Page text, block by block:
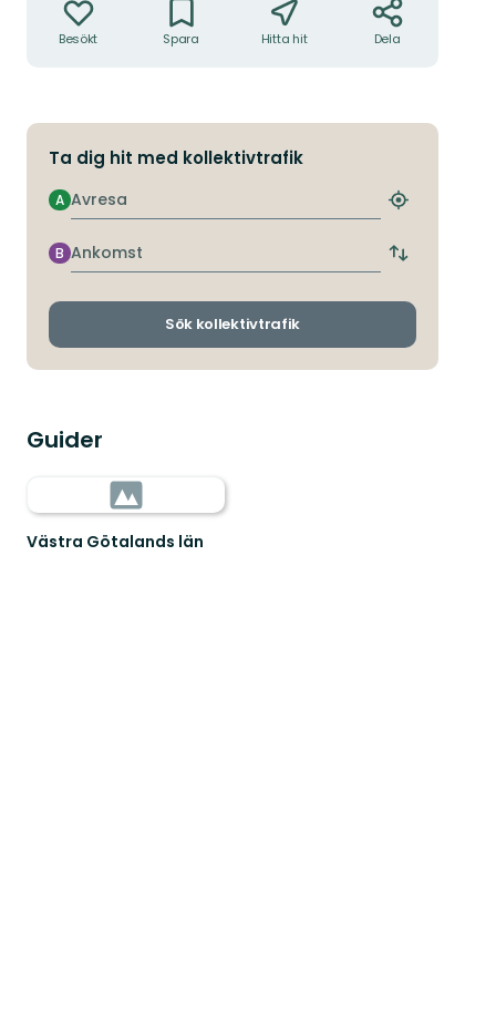
Besökt Spara Hitta hit Dela
Ta dig hit med kollektivtrafik
Avresa
A
Hitta
hållplats
Ankomst
B
Byt
och
Sök kollektivtrafik
Guider
Västra Götalands län